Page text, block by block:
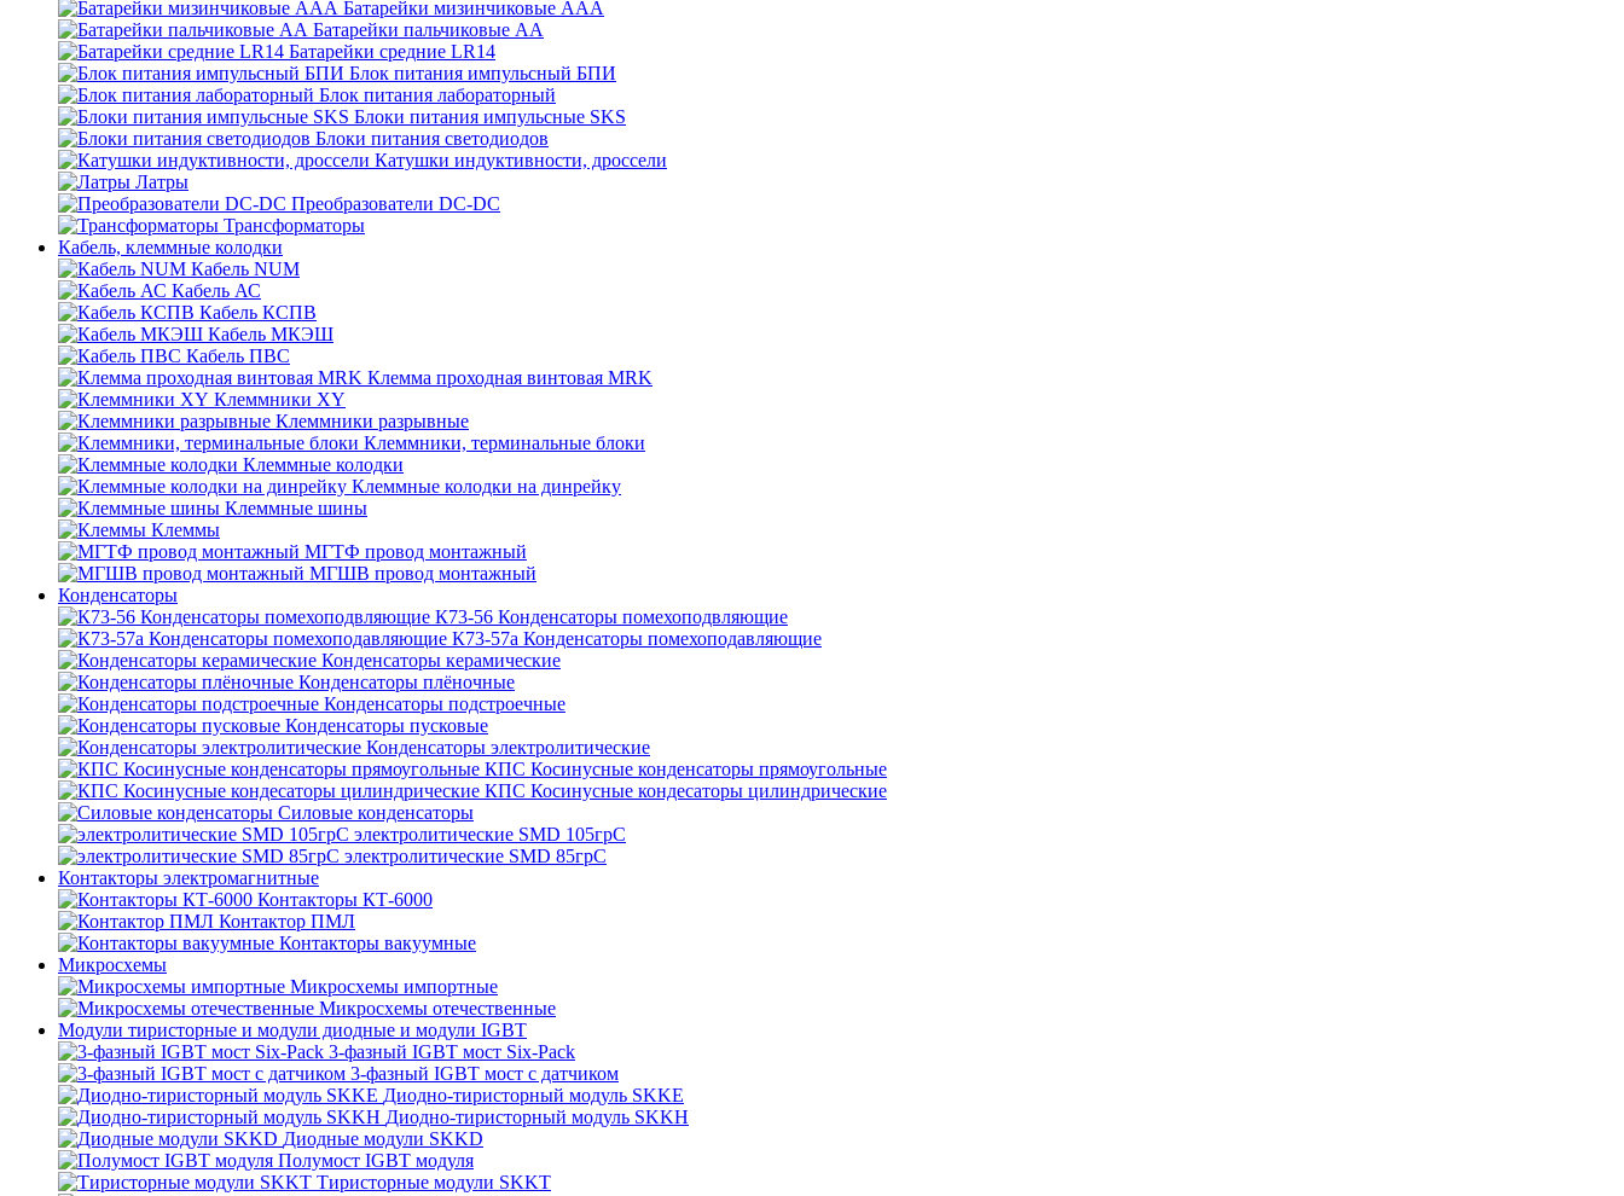
Батарейки мизинчиковые ААА
Батарейки пальчиковые АА
Батарейки средние LR14
Блок питания импульсный БПИ
Блок питания лабораторный
Блоки питания импульсные SKS
Блоки питания светодиодов
Катушки индуктивности, дроссели
Латры
Преобразователи DC-DC
Трансформаторы
Кабель, клеммные колодки
Кабель NUM
Кабель АС
Кабель КСПВ
Кабель МКЭШ
Кабель ПВС
Клемма проходная винтовая MRK
Клеммники XY
Клеммники разрывные
Клеммники, терминальные блоки
Клеммные колодки
Клеммные колодки на динрейку
Клеммные шины
Клеммы
МГТФ провод монтажный
МГШВ провод монтажный
Конденсаторы
К73-56 Конденсаторы помехоподвляющие
К73-57а Конденсаторы помехоподавляющие
Конденсаторы керамические
Конденсаторы плёночные
Конденсаторы подстроечные
Конденсаторы пусковые
Конденсаторы электролитические
КПС Косинусные конденсаторы прямоугольные
КПС Косинусные кондесаторы цилиндрические
Силовые конденсаторы
электролитические SMD 105грС
электролитические SMD 85грС
Контакторы электромагнитные
Контакторы КТ-6000
Контактор ПМЛ
Контакторы вакуумные
Микросхемы
Микросхемы импортные
Микросхемы отечественные
Модули тиристорные и модули диодные и модули IGBT
3-фазный IGBT мост Six-Pack
3-фазный IGBT мост с датчиком
Диодно-тиристорный модуль SKKE
Диодно-тиристорный модуль SKKH
Диодные модули SKKD
Полумост IGBT модуля
Тиристорные модули SKKT